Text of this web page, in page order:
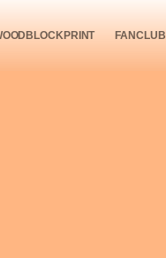
FANCLUB